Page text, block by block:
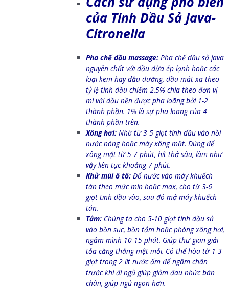
của Tinh Dầu Sả Java-
Citronella
Pha chế dầu massage: Pha chế dầu sả java
nguyên chất với dầu dừa ép lạnh hoặc các
loại kem hay dầu dưỡng, dầu mát xa theo
tỷ lệ tinh dầu chiếm 2.5% chia theo đơn vị
ml với dầu nền được pha loãng bởi 1-2
thành phần. 1% là sự pha loãng của 4
thành phần trên.
Xông hơi: Nhờ từ 3-5 giọt tinh dầu vào nồi
nước nóng hoặc máy xông mặt. Dùng để
xông mặt từ 5-7 phút, hít thở sâu, làm như
vậy liên tục khoảng 7 phút.
Khử mùi ô tô: Đổ nước vào máy khuếch
tán theo mức min hoặc max, cho từ 3-6
giọt tinh dầu vào, sau đó mở máy khuếch
tán.
Tắm: Chúng ta cho 5-10 giọt tinh dầu sả
vào bồn sục, bồn tắm hoặc phòng xông hơi,
ngâm mình 10-15 phút. Giúp thư giãn giải
tỏa căng thẳng mệt mỏi. Có thể hòa từ 1-3
giọt trong 2 lít nước ấm để ngâm chân
trước khi đi ngủ giúp giảm đau nhức bàn
chân, giúp ngủ ngon hơn.